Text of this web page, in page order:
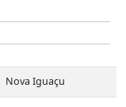
Nova Iguaçu